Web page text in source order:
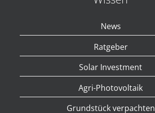
News
Ratgeber
Solar Investment
Agri-Photovoltaik
Grundstück verpachten